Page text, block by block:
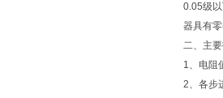
0.05级
器具有
二、主
1、电阻
2、各步